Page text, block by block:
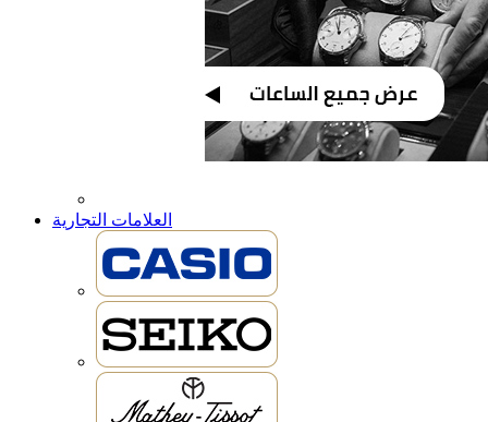
العلامات التجارية